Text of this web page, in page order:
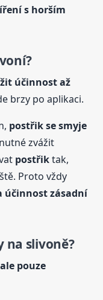
s horším
účinnost až
brzy po aplikaci.
postřikse smyje
zvážit
postřiktak,
Proto vždy
účinnost zásadní
na slivoně?
pouze